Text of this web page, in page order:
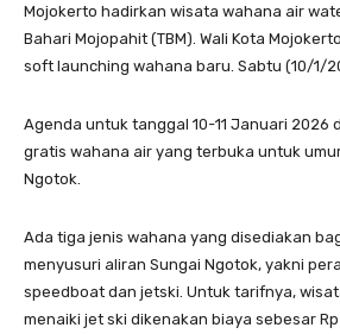
Mojokerto hadirkan wisata wahana air
Bahari Mojopahit (TBM). Wali Kota
soft launching wahana baru. Sabtu (10/1/
Agenda untuk tanggal 10-11 Januari 2026
gratis wahana air yang terbuka untuk
Ngotok.
Ada tiga jenis wahana yang disediakan
menyusuri aliran Sungai Ngotok, yakni
speedboat dan jetski. Untuk tarifnya,
menaiki jet ski dikenakan biaya sebesar Rp